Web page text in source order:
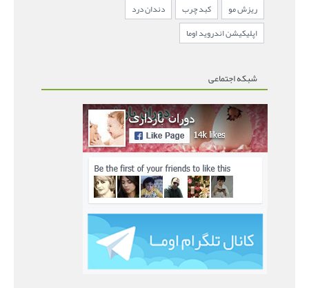
ریزش مو
کبد چرب
دندان درد
اپلیکیشن اندروید اوما
شبکه اجتماعی